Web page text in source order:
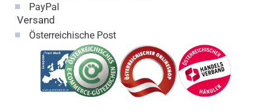
PayPal
Versand
Österreichische Post